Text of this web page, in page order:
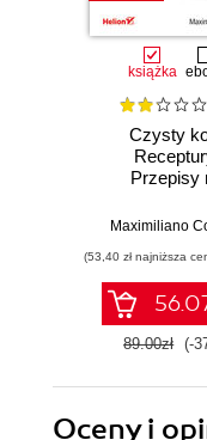
książka
Czysty
Przepisy
struktury i
Maximiliano
(53,40 zł najniższa
89.00zł (-
Oceny i